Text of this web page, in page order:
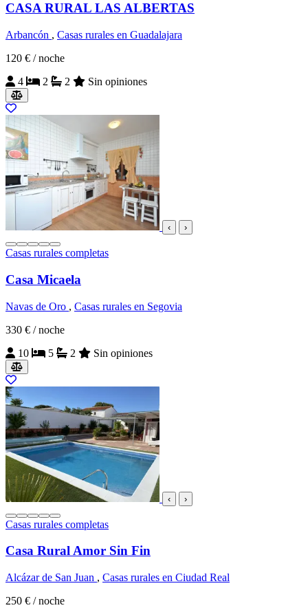
CASA RURAL LAS ALBERTAS
Arbancón , Casas rurales en Guadalajara
120 € / noche
4
2 2 Sin opiniones
‹ ›
Casas rurales completas
Casa Micaela
Navas de Oro , Casas rurales en Segovia
330 € / noche
10
5 2 Sin opiniones
‹ ›
Casas rurales completas
Casa Rural Amor Sin Fin
Alcázar de San Juan , Casas rurales en Ciudad Real
250 € / noche